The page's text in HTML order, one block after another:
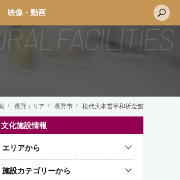
映像・動画
長野エリア 長野市 松代大本営平和祈念館
文化施設情報
エリアから
施設カテゴリーから